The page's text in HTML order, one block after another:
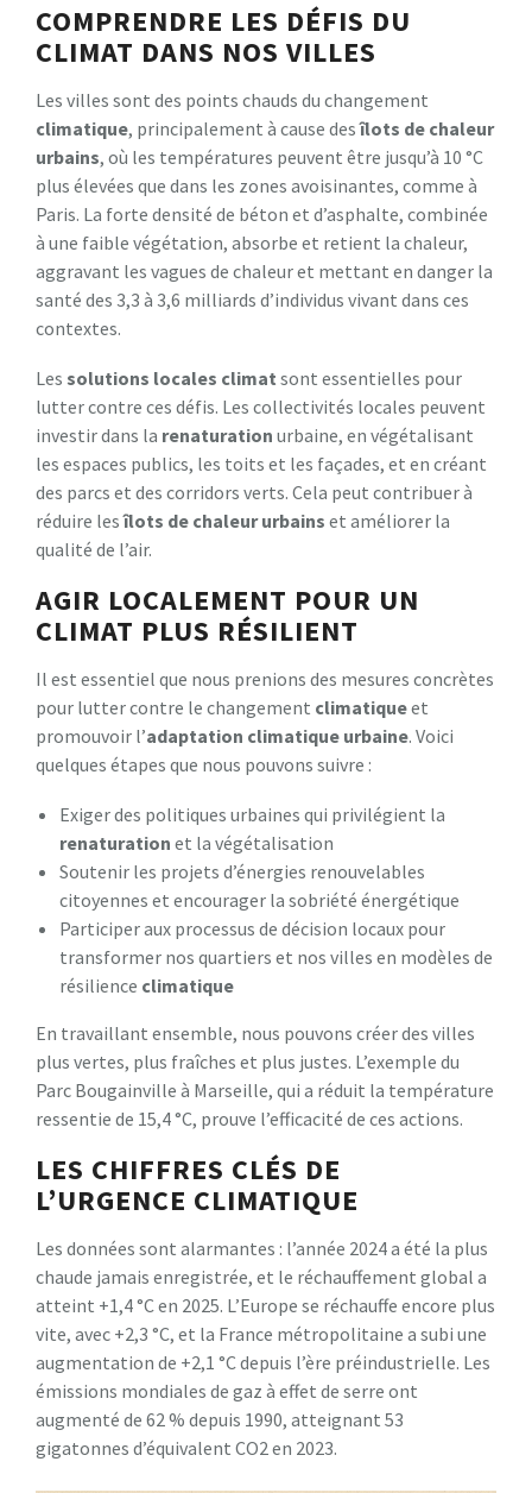
COMPRENDRE LES DÉFIS DU
CLIMAT DANS NOS VILLES
Les villes sont des points chauds du changement
climatique, principalement à cause desîlots de chaleur
urbains, où les températures peuvent être jusqu’à 10 °C
plus élevées que dans les zones avoisinantes, comme à
Paris. La forte densité de béton et d’asphalte, combinée
à une faible végétation, absorbe et retient la chaleur,
aggravant les vagues de chaleur et mettant en danger la
santé des 3,3 à 3,6 milliards d’individus vivant dans ces
contextes.
Les solutions locales climat sont essentielles pour
lutter contre ces défis. Les collectivités locales peuvent
investir dans la renaturation urbaine, en végétalisant
les espaces publics, les toits et les façades, et en créant
des parcs et des corridors verts. Cela peut contribuer à
réduire lesîlots de chaleur urbains et améliorer la
qualité de l’air.
AGIR LOCALEMENT POUR UN
CLIMAT PLUS RÉSILIENT
Il est essentiel que nous prenions des mesures concrètes
pour lutter contre le changement climatiqueet
promouvoir l’adaptation climatique urbaine. Voici
quelques étapes que nous pouvons suivre :
Exiger des politiques urbaines qui privilégient la
renaturation et la végétalisation
Soutenir les projets d’énergies renouvelables
citoyennes et encourager la sobriété énergétique
Participer aux processus de décision locaux pour
transformer nos quartiers et nos villes en modèles de
résilience climatique
En travaillant ensemble, nous pouvons créer des villes
plus vertes, plus fraîches et plus justes. L’exemple du
Parc Bougainville à Marseille, qui a réduit la température
ressentie de 15,4 °C, prouve l’efficacité de ces actions.
LES CHIFFRES CLÉS DE
L’URGENCE CLIMATIQUE
Les données sont alarmantes : l’année 2024 a été la plus
chaude jamais enregistrée, et le réchauffement global a
atteint +1,4 °C en 2025. L’Europe se réchauffe encore plus
vite, avec +2,3 °C, et la France métropolitaine a subi une
augmentation de +2,1 °C depuis l’ère préindustrielle. Les
émissions mondiales de gaz à effet de serre ont
augmenté de 62 % depuis 1990, atteignant 53
gigatonnes d’équivalent CO2 en 2023.